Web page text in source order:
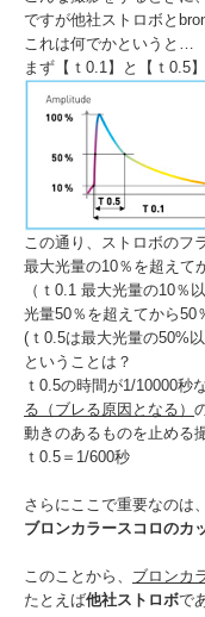
ですが他社ストロボと
これは何でかというと…
まず【ｔ0.1】と【ｔ0.5
この通り、ストロボのフ
最大光量の10％を超えて
（ｔ0.1 最大光量の10％
光量50％を超えてから50
(ｔ0.5は最大光量の50%
ということは？
ｔ0.5の時間が1/10000
る（ブレる原因となる）
動きのあるものを止める
ｔ0.5＝1/600秒
さらにここで重要なのは
ブロンカラースコロのカ
このことから、 ブロンカ
たとえば他社ストロボで